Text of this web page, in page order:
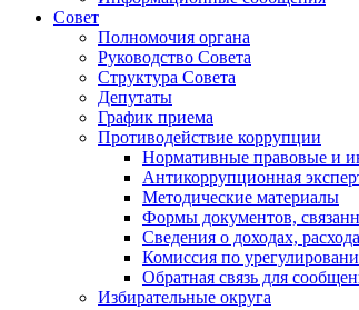
Совет
Полномочия органа
Руководство Совета
Структура Совета
Депутаты
График приема
Противодействие коррупции
Нормативные правовые и
Антикоррупционная
Методические материалы
Формы документов,
Сведения о доходах,
Комиссия по
Обратная связь для
Избирательные округа